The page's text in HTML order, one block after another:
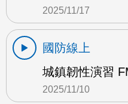
2025/11/17
國防線上
城鎮韌性演習
2025/11/10